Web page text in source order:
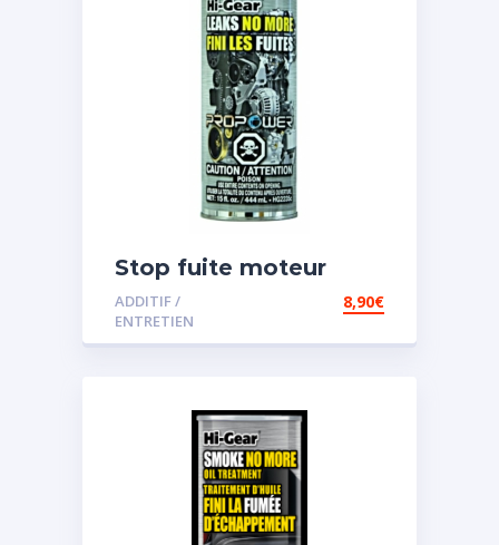
Stop fuite moteur
ADDITIF /
ENTRETIEN
8,90€